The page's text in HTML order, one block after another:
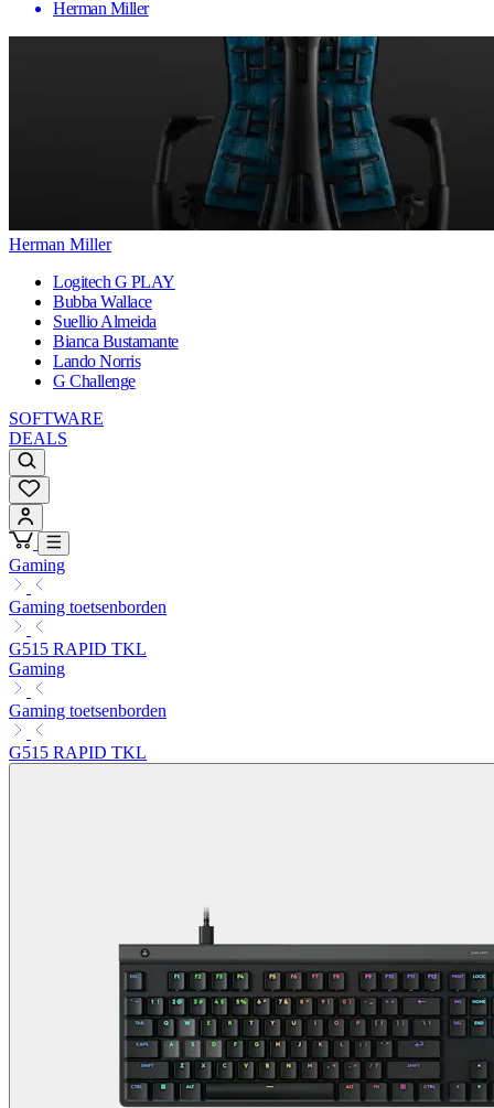
Herman Miller
Herman Miller
Logitech G PLAY
Bubba Wallace
Suellio Almeida
Bianca Bustamante
Lando Norris
G Challenge
SOFTWARE
DEALS
Gaming
Gaming toetsenborden
G515 RAPID TKL
Gaming
Gaming toetsenborden
G515 RAPID TKL